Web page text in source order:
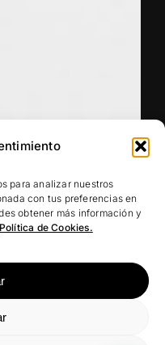
para analizar nuestros
con tus preferencias en
obtener más información y
Política de Cookies.